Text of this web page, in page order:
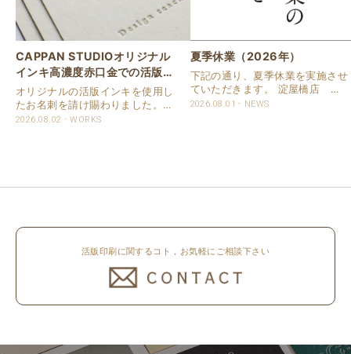
CAPPAN STUDIOオリジナル
インキ高濃度赤口金での活版名
刺
オリジナルの活版インキを使用し
たお名刺を請け賜わりました。
用紙は新バフン紙Nのきぬを使用
2026.08.02 WORKS
夏季休業（2026年）
下記の通り、夏季休業を実施させ
ていただきます。 淀屋橋店 通
常営業いたします。 奈良店 8月
2026.08.01 NEWS
活版印刷に関するコト，お気軽にご相談下さい